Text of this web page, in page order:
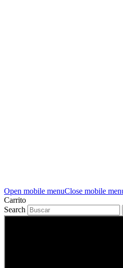
Open mobile menuClose mobile
Carrito
Search